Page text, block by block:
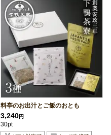
料亭のお出汁とご飯のおとも
3,240円
30pt